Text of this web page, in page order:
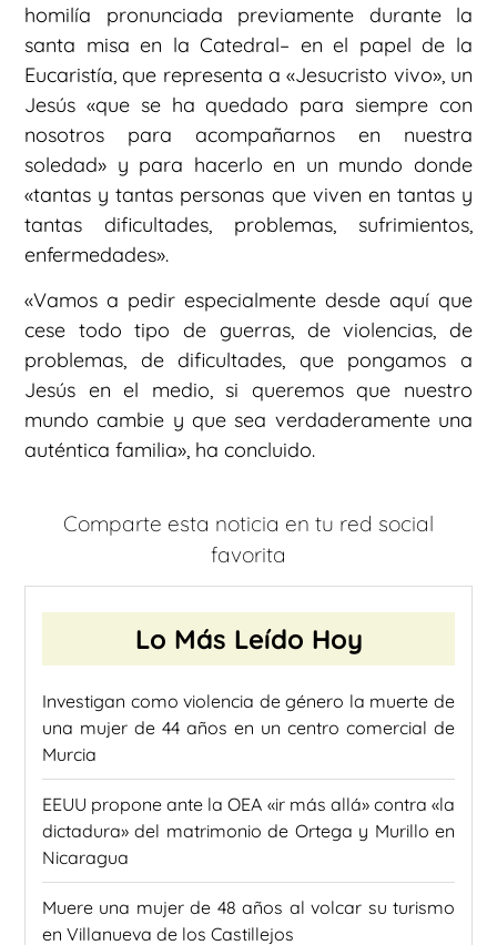
homilía pronunciada previamente durante la
santa misa en la Catedral– en el papel de la
Eucaristía, que representa a «Jesucristo vivo», un
Jesús «que se ha quedado para siempre con
nosotros para acompañarnos en nuestra
soledad» y para hacerlo en un mundo donde
«tantas y tantas personas que viven en tantas y
tantas dificultades, problemas, sufrimientos,
enfermedades».
«Vamos a pedir especialmente desde aquí que
cese todo tipo de guerras, de violencias, de
problemas, de dificultades, que pongamos a
Jesús en el medio, si queremos que nuestro
mundo cambie y que sea verdaderamente una
auténtica familia», ha concluido.
Comparte esta noticia en tu red social
favorita
Lo Más Leído Hoy
Investigan como violencia de género la muerte de
una mujer de 44 años en un centro comercial de
Murcia
EEUU propone ante la OEA «ir más allá» contra «la
dictadura» del matrimonio de Ortega y Murillo en
Nicaragua
Muere una mujer de 48 años al volcar su turismo
en Villanueva de los Castillejos